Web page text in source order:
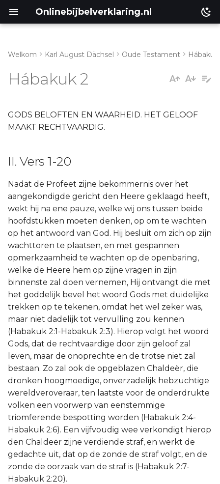
Onlinebijbelverklaring.nl
Lukas
Handelingen
Romeinen
1 Korinthe
2 Korinthe
Galaten
Éfeze
Filippenzen
Kolossenzen
1 Thessalonicenzen
2 Thessalonicenzen
1 Timótheüs
2 Timótheüs
Titus
Filémon
Welkom Karl August Dächsel Oude Testament Hábakuk
Hábakuk 2
GODS BELOFTEN EN WAARHEID. HET GELOOF
MAAKT RECHTVAARDIG.
II. Vers 1-20
Nadat de Profeet zijne bekommernis over het
aangekondigde gericht den Heere geklaagd heeft,
wekt hij na ene pauze, welke wij ons tussen beide
hoofdstukken moeten denken, op om te wachten
op het antwoord van God. Hij besluit om zich op zijn
wachttoren te plaatsen, en met gespannen
opmerkzaamheid te wachten op de openbaring,
welke de Heere hem op zijne vragen in zijn
binnenste zal doen vernemen, Hij ontvangt die met
het goddelijk bevel het woord Gods met duidelijke
trekken op te tekenen, omdat het wel zeker was,
maar niet dadelijk tot vervulling zou kennen
(Habakuk 2:1-Habakuk 2:3). Hierop volgt het woord
Gods, dat de rechtvaardige door zijn geloof zal
leven, maar de onoprechte en de trotse niet zal
bestaan. Zo zal ook de opgeblazen Chaldeër, die
dronken hoogmoedige, onverzadelijk hebzuchtige
wereldveroveraar, ten laatste voor de onderdrukte
volken een voorwerp van eenstemmige
triomferende bespotting worden (Habakuk 2:4-
Habakuk 2:6). Een vijfvoudig wee verkondigt hierop
den Chaldeër zijne verdiende straf, en werkt de
gedachte uit, dat op de zonde de straf volgt, en de
zonde de oorzaak van de straf is (Habakuk 2:7-
Habakuk 2:20).